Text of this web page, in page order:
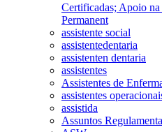
Certificadas; Apoio
Permanent
assistente social
assistentedentaria
assistenten dentaria
assistentes
Assistentes de
assistentes
assistida
Assuntos